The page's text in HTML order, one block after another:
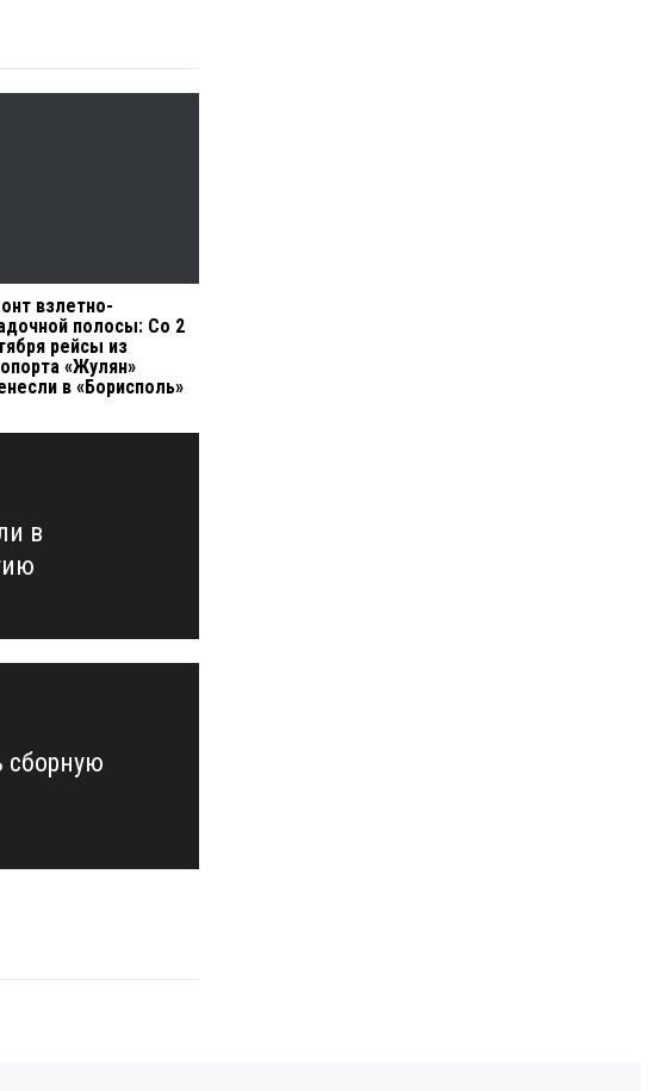
взлетно-
полосы: Со 2
рейсы из
«Жулян»
в «Борисполь»
в
сборную